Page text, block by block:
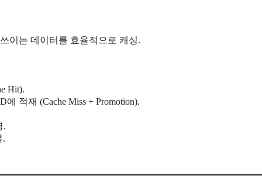
이는 데이터를 효율적으로 캐싱.
Hit).
적재 (Cache Miss + Promotion).
.
.